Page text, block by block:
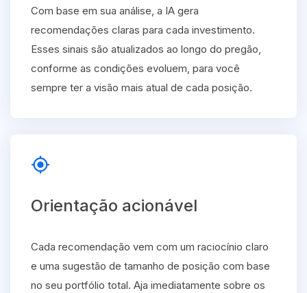
Com base em sua análise, a IA gera
recomendações claras para cada investimento.
Esses sinais são atualizados ao longo do pregão,
conforme as condições evoluem, para você
sempre ter a visão mais atual de cada posição.
gps_fixed
Orientação acionável
Cada recomendação vem com um raciocínio claro
e uma sugestão de tamanho de posição com base
no seu portfólio total. Aja imediatamente sobre os